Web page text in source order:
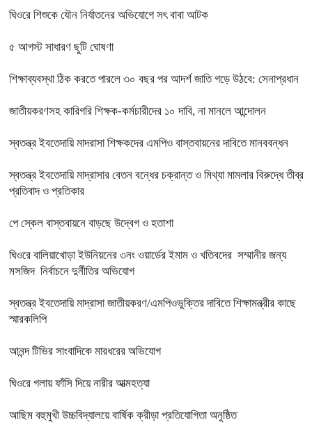
ঘিওরে শিশুকে যৌন নির্যাতনের অভিযোগে সৎ বাবা আটক
৫ আগস্ট সাধারণ ছুটি ঘোষণা
শিক্ষাব্যবস্থা ঠিক করতে পারলে ৩০ বছর পর আদর্শ জাতি গড়ে উঠবে: সেনাপ্রধান
জাতীয়করণসহ কারিগরি শিক্ষক-কর্মচারীদের ১০ দাবি, না মানলে আন্দোলন
স্বতন্ত্র ইবতেদায়ি মাদরাসা শিক্ষকদের এমপিও বাস্তবায়নের দাবিতে মানববন্ধন
স্বতন্ত্র ইবতেদায়ি মাদ্রাসার বেতন বন্ধের চক্রান্ত ও মিথ্যা মামলার বিরুদ্ধে তীব্র
প্রতিবাদ ও প্রতিকার
পে স্কেল বাস্তবায়নে বাড়ছে উদ্বেগ ও হতাশা
ঘিওরে বালিয়াখোড়া ইউনিয়নের ৩নং ওয়ার্ডের ইমাম ও খতিবদের সম্মানীর জন্য
মসজিদ নির্বাচনে দুর্নীতির অভিযোগ
স্বতন্ত্র ইবতেদায়ি মাদ্রাসা জাতীয়করণ/এমপিওভুক্তির দাবিতে শিক্ষামন্ত্রীর কাছে
স্মারকলিপি
আনন্দ টিভির সাংবাদিকে মারধরের অভিযোগ
ঘিওরে গলায় ফাঁসি দিয়ে নারীর আত্মহত্যা
আছিম বহুমুখী উচ্চবিদ্যালয়ে বার্ষিক ক্রীড়া প্রতিযোগিতা অনুষ্ঠিত